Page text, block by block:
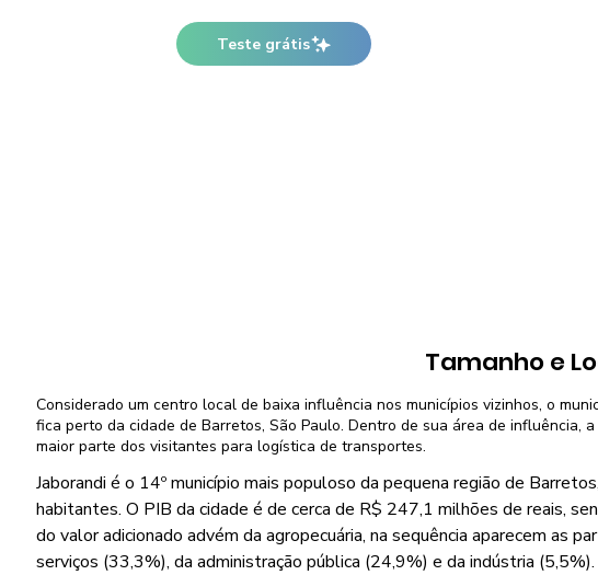
Teste grátis
Tamanho e
Considerado um centro local de baixa influência nos municípios vizinhos, o
fica perto da cidade de Barretos, São Paulo. Dentro de sua área de influência,
maior parte dos visitantes para logística de transportes.
Jaborandi é o 14º município mais populoso da pequena região de
habitantes. O PIB da cidade é de cerca de R$ 247,1 milhões de reais,
do valor adicionado advém da agropecuária, na sequência aparecem as
serviços (33,3%), da administração pública (24,9%) e da indústria (5,5%).